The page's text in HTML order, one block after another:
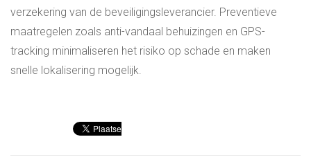
verzekering van de beveiligingsleverancier. Preventieve
maatregelen zoals anti-vandaal behuizingen en GPS-
tracking minimaliseren het risiko op schade en maken
snelle lokalisering mogelijk.